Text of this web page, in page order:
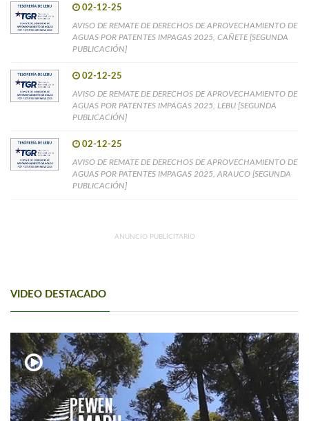
02-12-25
AVISO DE REMATE DE DERECHOS DE APROVECHAMIENTO DE
AGUAS POR PATENTES IMPAGAS 2025, CAÑETE [SEGUNDA
PUBLICACIÓN]
02-12-25
AVISO DE REMATE DE DERECHOS DE APROVECHAMIENTO DE
AGUAS POR PATENTES IMPAGAS 2025, LEBU [SEGUNDA
PUBLICACIÓN]
02-12-25
AVISO DE REMATE DE DERECHOS DE APROVECHAMIENTO DE
AGUAS POR PATENTES IMPAGAS 2025, ARAUCO [SEGUNDA
PUBLICACIÓN]
ANUNCIO PUBLICITARIO
VIDEO DESTACADO